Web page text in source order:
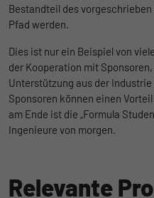
Bestandteil des
Pfad werden.
Dies ist nur ein Beispiel von
der Kooperation mit
Unterstützung aus der
Sponsoren können einen
am Ende ist die „Formula
Ingenieure von morgen.
Relevante